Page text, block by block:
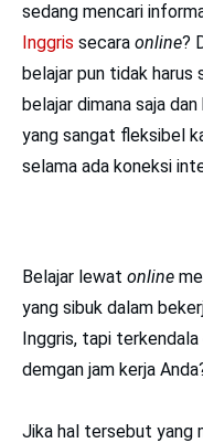
sedang mencari
Inggris secara online?
belajar pun tidak harus
belajar dimana saja
yang sangat fleksibel
selama ada koneksi
Belajar lewat online
yang sibuk dalam
Inggris, tapi
demgan jam kerja
Jika hal tersebut yang